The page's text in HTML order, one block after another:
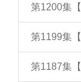
第1200集
第1199集
第1187集